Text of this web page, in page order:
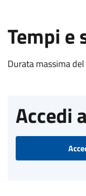
Tempi e
Durata massima
Accedi